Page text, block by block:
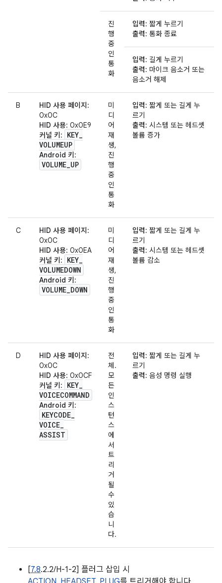
진
행
중
인
통
화
입력: 짧게 누르기
출력: 통화 종료
입력: 길게 누르기
출력: 마이크 음소거 또는
음소거 해제
B HID 사용 페이지:
0x0C
HID 사용: 0x0E9
커널 키: KEY_
VOLUMEUP
Android 키:
VOLUME_UP
미
디
어
재
생,
진
행
중
인
통
화
입력: 짧게 또는 길게 누
르기
출력: 시스템 또는 헤드셋
볼륨 증가
C HID 사용 페이지:
0x0C
HID 사용: 0x0EA
커널 키: KEY_
VOLUMEDOWN
Android 키:
VOLUME_DOWN
미
디
어
재
생,
진
행
중
인
통
화
입력: 짧게 또는 길게 누
르기
출력: 시스템 또는 헤드셋
볼륨 감소
D HID 사용 페이지:
0x0C
HID 사용: 0x0CF
커널 키: KEY_
VOICECOMMAND
Android 키:
KEYCODE_
VOICE_
ASSIST
전
체.
모
든
인
스
턴
스
에
서
트
리
거
될
수
있
습
니
다.
입력: 짧게 또는 길게 누
르기
출력: 음성 명령 실행
[7.8.2.2/H-1-2] 플러그 삽입 시